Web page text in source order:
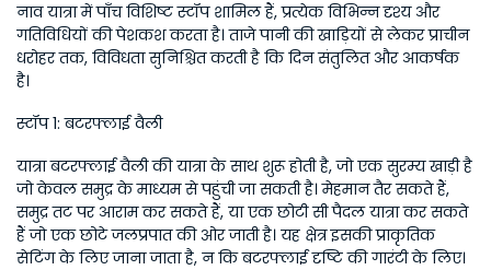
नाव यात्रा में पाँच विशिष्ट स्टॉप शामिल हैं, प्रत्येक विभिन्न दृश्य और
गतिविधियों की पेशकश करता है। ताजे पानी की खाड़ियों से लेकर प्राचीन
धरोहर तक, विविधता सुनिश्चित करती है कि दिन संतुलित और आकर्षक
है।
स्टॉप 1: बटरफ्लाई वैली
यात्रा बटरफ्लाई वैली की यात्रा के साथ शुरू होती है, जो एक सुरम्य खाड़ी है
जो केवल समुद्र के माध्यम से पहुंची जा सकती है। मेहमान तैर सकते हैं,
समुद्र तट पर आराम कर सकते हैं, या एक छोटी सी पैदल यात्रा कर सकते
हैं जो एक छोटे जलप्रपात की ओर जाती है। यह क्षेत्र इसकी प्राकृतिक
सेटिंग के लिए जाना जाता है, न कि बटरफ्लाई दृष्टि की गारंटी के लिए।